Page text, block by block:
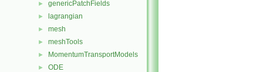
► genericPatchFields
► lagrangian
► mesh
► meshTools
► MomentumTransportModels
► ODE